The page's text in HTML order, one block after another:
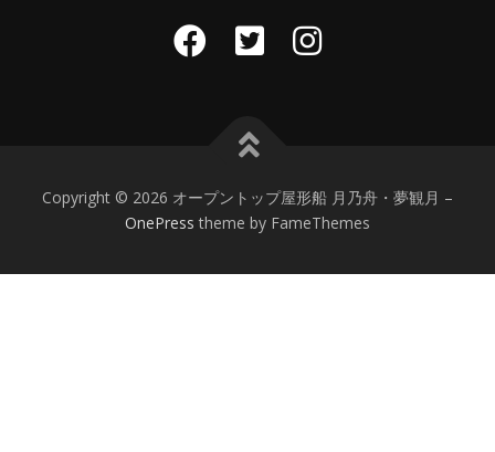
Copyright © 2026 オープントップ屋形船 月乃舟・夢観月 –
OnePress theme by FameThemes